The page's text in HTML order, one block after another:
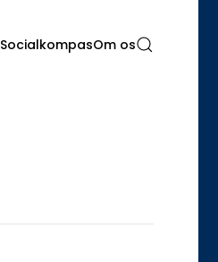
SocialkompasOm os